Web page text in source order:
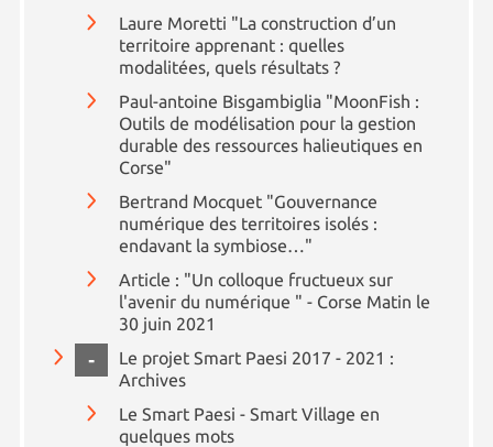
Laure Moretti "La construction d’un
territoire apprenant : quelles
modalitées, quels résultats ?
Paul-antoine Bisgambiglia "MoonFish :
Outils de modélisation pour la gestion
durable des ressources halieutiques en
Corse"
Bertrand Mocquet "Gouvernance
numérique des territoires isolés :
endavant la symbiose…"
Article : "Un colloque fructueux sur
l'avenir du numérique " - Corse Matin le
30 juin 2021
COLLAPSE
Le projet Smart Paesi 2017 - 2021 :
Archives
Le Smart Paesi - Smart Village en
quelques mots